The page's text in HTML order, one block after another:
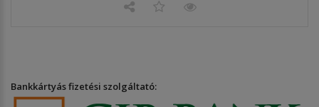
Bankkártyás fizetési szolgáltató: